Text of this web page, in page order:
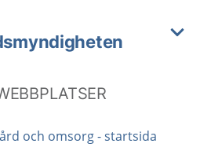
och omsorg - startsida